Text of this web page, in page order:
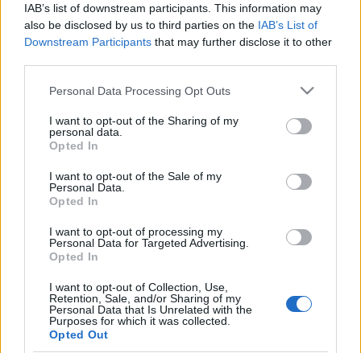
IAB’s list of downstream participants. This information may
also be disclosed by us to third parties on the IAB’s List of
Downstream Participants that may further disclose it to other
Please note that this website/app uses one or more Google
not limited to your visit or usage behaviour. You may click to
grant or deny consent to Google and its third-party tags to
use your data for below specified purposes in below Google
consent section.
Personal Data Processing Opt Outs
I want to opt-out of the Sharing of my
personal data.
Opted In
I want to opt-out of the Sale of my
Personal Data.
Opted In
I want to opt-out of processing my
Personal Data for Targeted Advertising.
Opted In
I want to opt-out of Collection, Use,
Retention, Sale, and/or Sharing of my
Personal Data that Is Unrelated with the
Purposes for which it was collected.
Opted Out
Szereplők:
Orosz Helga, Csík Adrienn, Geltz Péter, Lengyel Péter,
Stubnya Béla
Díszlet: Paseczki Zsolt
munkája.
Fény: Payer Ferenc
Hang: Németh István
Munkatárs: Farkas Csilla
Fotók: Dusa Gábor
Rendezte: Zsalakovics Anikó
Önkormányzat Kulturális Bizottság, NKA, Tánc- és
Színházi Kollégium, Soros Alapítvány,
A felújítás támogatói:
Fővárosi Önkormányzat Kulturális Bizottság,
Színház, MU Színház